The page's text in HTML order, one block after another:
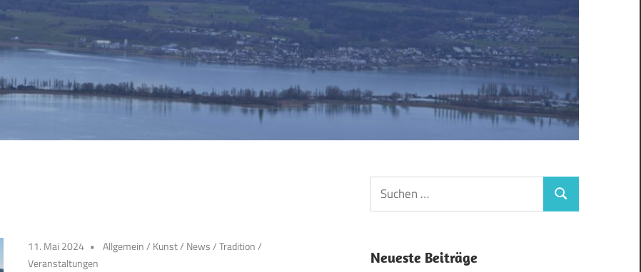
11. Mai 2024 Allgemein/ Kunst/ News/Tradition/
Veranstaltungen
Suchen
nach:
Suchen
Neueste Beiträge